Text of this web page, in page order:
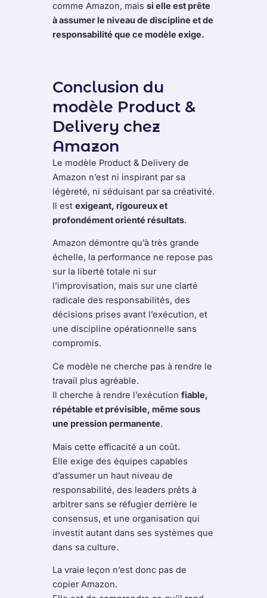
comme Amazon, mais si elle est prête
à assumer le niveau de discipline et de
responsabilité que ce modèle exige.
Conclusion du
modèle Product &
Delivery chez
Amazon
Le modèle Product & Delivery de
Amazon n’est ni inspirant par sa
légèreté, ni séduisant par sa créativité.
Il est exigeant, rigoureux et
profondément orienté résultats.
Amazon démontre qu’à très grande
échelle, la performance ne repose pas
sur la liberté totale ni sur
l’improvisation, mais sur une clarté
radicale des responsabilités, des
décisions prises avant l’exécution, et
une discipline opérationnelle sans
compromis.
Ce modèle ne cherche pas à rendre le
travail plus agréable.
Il cherche à rendre l’exécution fiable,
répétable et prévisible, même sous
une pression permanente.
Mais cette efficacité a un coût.
Elle exige des équipes capables
d’assumer un haut niveau de
responsabilité, des leaders prêts à
arbitrer sans se réfugier derrière le
consensus, et une organisation qui
investit autant dans ses systèmes que
dans sa culture.
La vraie leçon n’est donc pas de
copier Amazon.